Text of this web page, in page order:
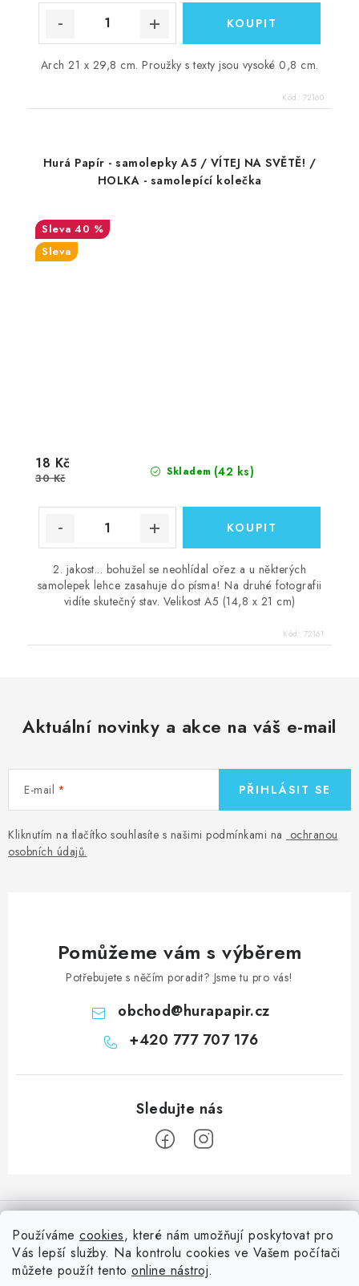
Používáme cookies, které nám umožňují poskytovat pro
Vás lepší služby. Na kontrolu cookies ve Vašem počítači
můžete použít tento online nástroj.
Arch 21 x 29,8 cm. Proužky s texty jsou vysoké 0,8 cm.
Kód: 72160
Hurá Papír - samolepky A5 / VÍTEJ NA SVĚTĚ! /
HOLKA - samolepící kolečka
40 %
Sleva
Skladem (42 ks)
18 Kč
30 Kč
2. jakost... bohužel se neohlídal ořez a u některých
samolepek lehce zasahuje do písma! Na druhé fotografii
vidíte skutečný stav. Velikost A5 (14,8 x 21 cm)
Kód: 72161
Aktuální novinky a akce na váš e-mail
E-mail
Kliknutím na tlačítko souhlasíte s našimi podmínkami na ochranou
osobních údajů.
PŘIHLÁSIT SE
Pomůžeme vám s výběrem
Potřebujete s něčím poradit? Jsme tu pro vás!
obchod@hurapapir.cz
+420 777 707 176
á
Doprava
Nepřehlédněte